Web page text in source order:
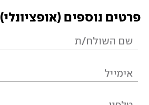
פרטים נוספים (אופציונלי)